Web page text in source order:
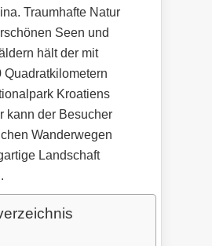
Traumhafte Natur
Seen und
hält der mit
Quadratkilometern
Kroatiens
kann der Besucher
Wanderwegen
Landschaft